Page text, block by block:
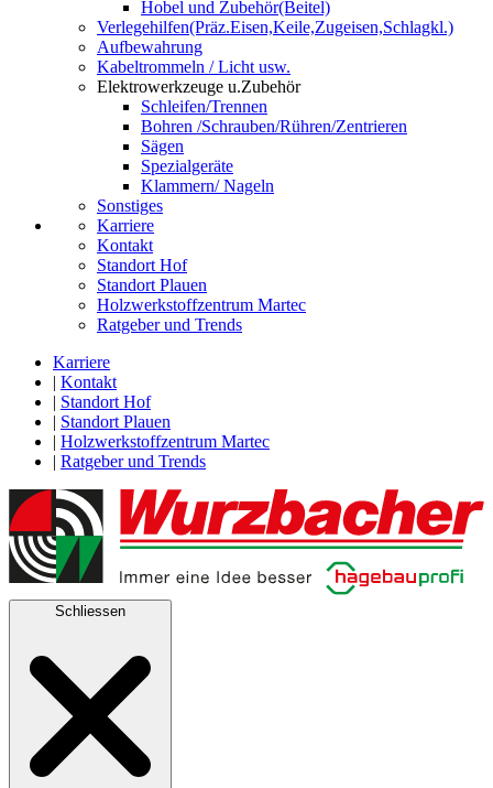
Hobel und Zubehör(Beitel)
Verlegehilfen(Präz.Eisen,Keile,Zugeisen,Schlagkl.)
Aufbewahrung
Kabeltrommeln / Licht usw.
Elektrowerkzeuge u.Zubehör
Schleifen/Trennen
Bohren /Schrauben/Rühren/Zentrieren
Sägen
Spezialgeräte
Klammern/ Nageln
Sonstiges
Karriere
Kontakt
Standort Hof
Standort Plauen
Holzwerkstoffzentrum Martec
Ratgeber und Trends
Karriere
| Kontakt
| Standort Hof
| Standort Plauen
| Holzwerkstoffzentrum Martec
| Ratgeber und Trends
Schliessen